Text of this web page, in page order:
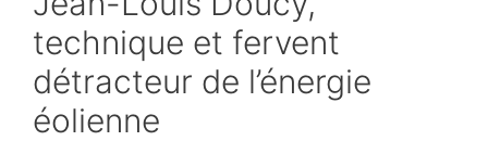
technique et fervent
détracteur de l’énergie
éolienne